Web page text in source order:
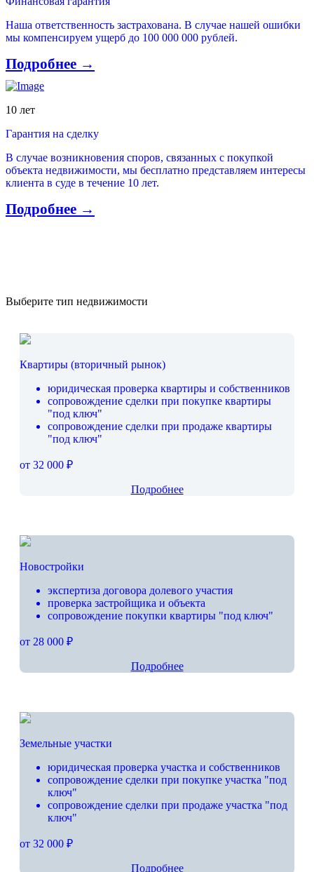
Наша ответственность застрахована. В случае нашей ошибки
мы компенсируем ущерб до 100 000 000 рублей.
Подробнее →
10 лет
Гарантия на сделку
В случае возникновения споров, связанных с покупкой
объекта недвижимости, мы бесплатно представляем интересы
клиента в суде в течение 10 лет.
Подробнее →
Выберите тип недвижимости
Квартиры (вторичный рынок)
юридическая проверка квартиры и собственников
сопровождение сделки при покупке квартиры
"под ключ"
сопровождение сделки при продаже квартиры
"под ключ"
от 32 000 ₽
Подробнее
Новостройки
экспертиза договора долевого участия
проверка застройщика и объекта
сопровождение покупки квартиры "под ключ"
от 28 000 ₽
Подробнее
Земельные участки
юридическая проверка участка и собственников
сопровождение сделки при покупке участка "под
ключ"
сопровождение сделки при продаже участка "под
ключ"
от 32 000 ₽
Подробнее